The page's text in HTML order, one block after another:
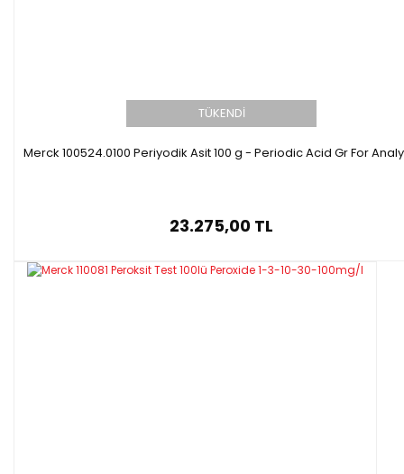
TÜKENDİ
Merck 100524.0100 Periyodik Asit 100 g - Periodic Acid Gr For
23.275,00 TL